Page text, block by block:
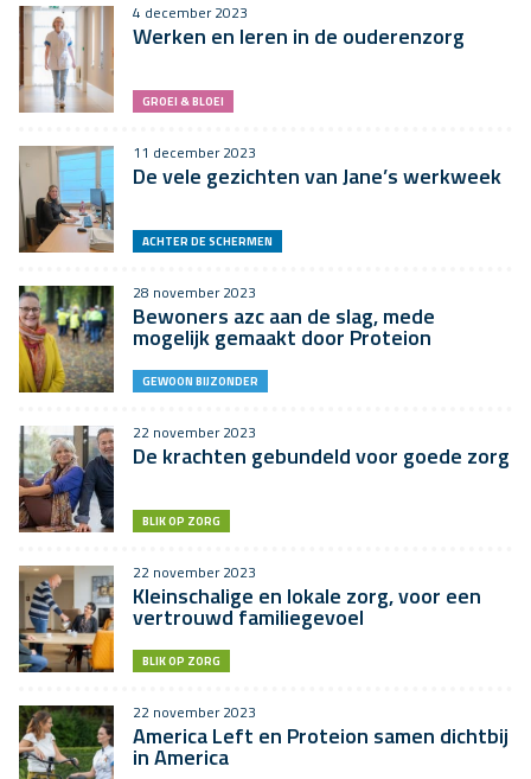
4 december 2023
Werken en leren in de ouderenzorg
GROEI & BLOEI
11 december 2023
De vele gezichten van Jane’s werkweek
ACHTER DE SCHERMEN
28 november 2023
Bewoners azc aan de slag, mede
mogelijk gemaakt door Proteion
GEWOON BIJZONDER
22 november 2023
De krachten gebundeld voor goede zorg
BLIK OP ZORG
22 november 2023
Kleinschalige en lokale zorg, voor een
vertrouwd familiegevoel
BLIK OP ZORG
22 november 2023
America Left en Proteion samen dichtbij
in America